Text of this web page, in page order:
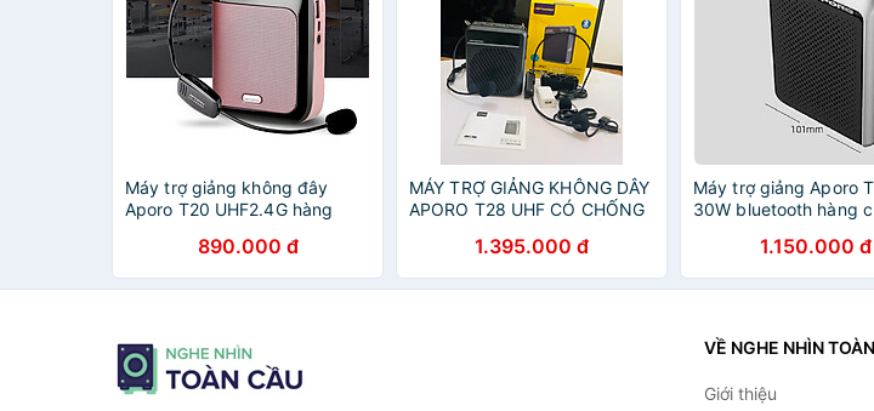
Máy trợ giảng không đây
Aporo T20 UHF2.4G hàng
890.000 đ
MÁY TRỢ GIẢNG KHÔNG DÂY
APORO T28 UHF CÓ CHỐNG
HÀNG CHÍNH HÃNG
1.395.000 đ
Máy trợ giảng Aporo
30W bluetooth hàng
1.150.000 đ
VỀ NGHE NHÌN
Giới thiệu